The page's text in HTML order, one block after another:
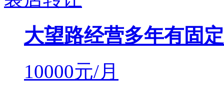
大望路经营多年有固
10000元/月